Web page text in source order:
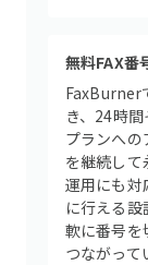
無料FAX番
FaxBurner
き、24時
プランへの
を継続して
運用にも対
に行える
軟に番号を
つながって